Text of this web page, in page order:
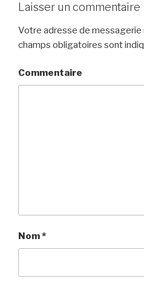
Laisser un commentaire
Votre adresse de messagerie
champs obligatoires sont
Commentaire
Nom*